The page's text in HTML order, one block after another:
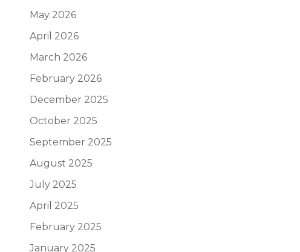
May 2026
April 2026
March 2026
February 2026
December 2025
October 2025
September 2025
August 2025
July 2025
April 2025
February 2025
January 2025